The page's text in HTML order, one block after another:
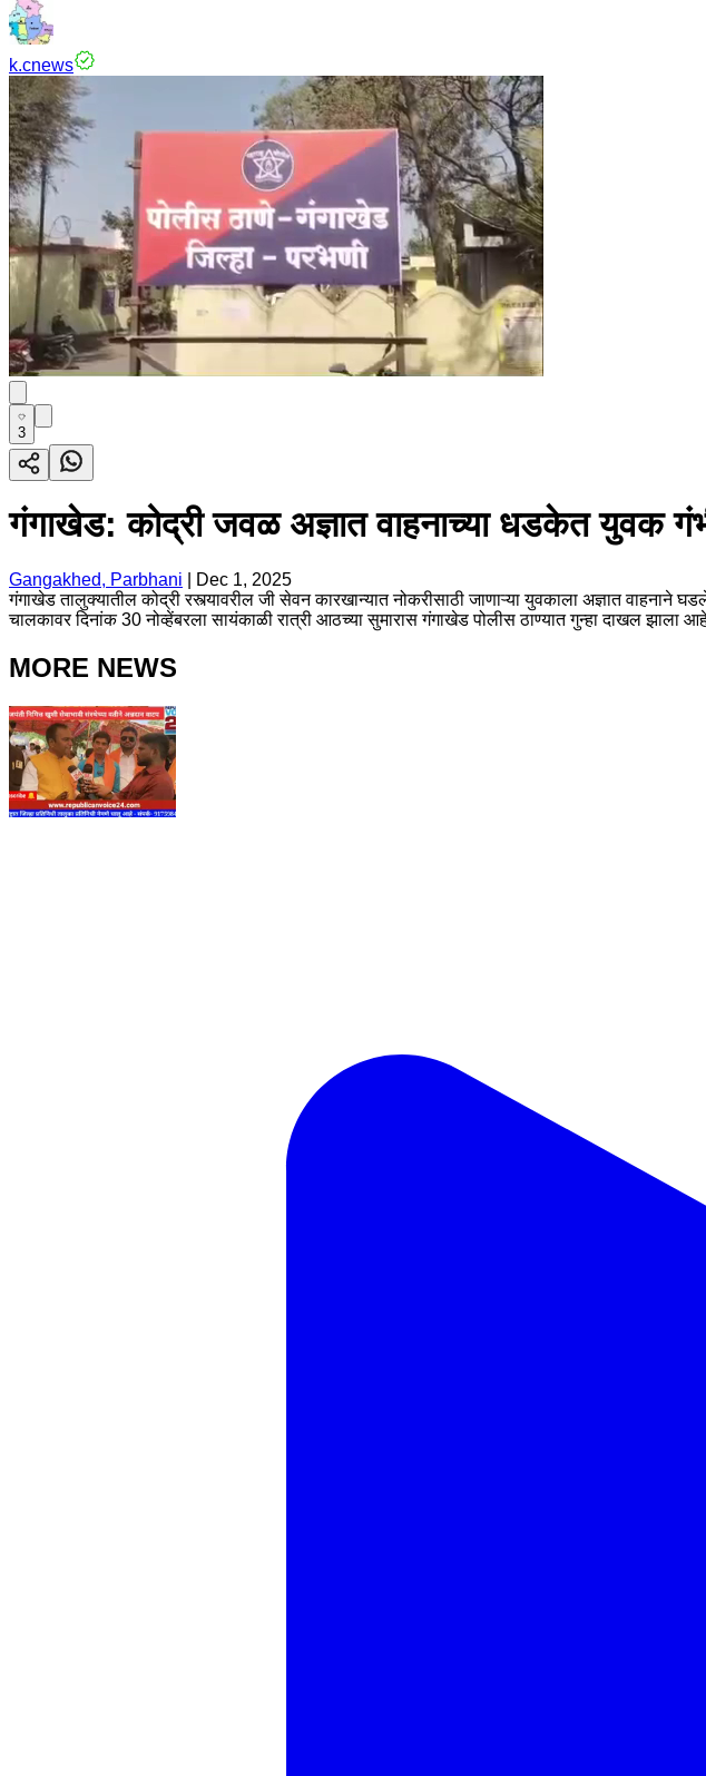
k.cnews
3
गंगाखेड: कोद्री जवळ अज्ञात वाहनाच्या धडकेत युवक
Gangakhed, Parbhani
Dec 1, 2025
गंगाखेड तालुक्यातील कोद्री रस्त्यावरील जी सेवन कारखान्यात नोकरीसाठी जाणाऱ्या युवकाला अज्ञात
चालकावर दिनांक 30 नोव्हेंबरला सायंकाळी रात्री आठच्या सुमारास गंगाखेड पोलीस ठाण्यात गुन्हा दाखल झाला
MORE NEWS